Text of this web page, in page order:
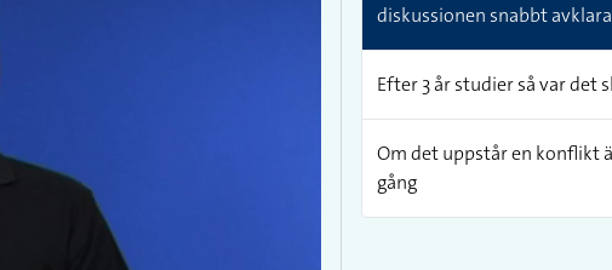
diskussionen snabbt
Efter 3 år studier så var
Om det uppstår en konflikt
gång